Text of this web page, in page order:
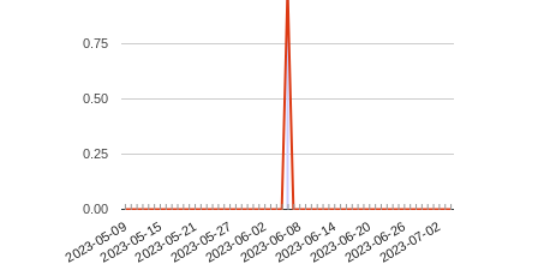
2023-05-092023-05-152023-05-212023-05-272023-06-022023-06-082023-06-142023-06-202023-06-262023-07-02
0.00
0.25
0.50
0.75